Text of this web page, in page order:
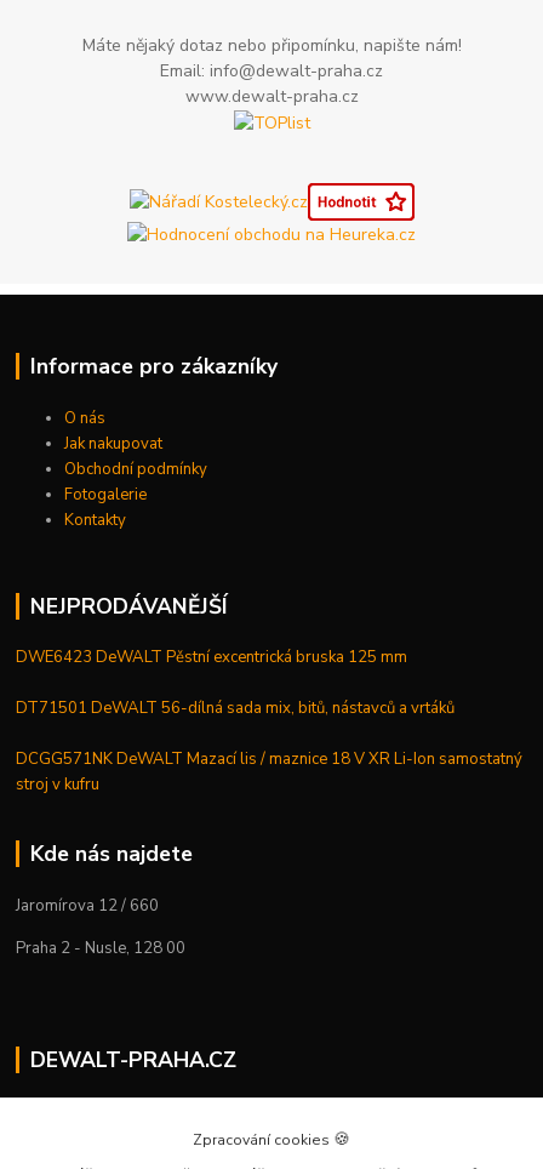
Máte nějaký dotaz nebo připomínku, napište nám!
Email: info@dewalt-praha.cz
www.dewalt-praha.cz
Informace pro zákazníky
O nás
Jak nakupovat
Obchodní podmínky
Fotogalerie
Kontakty
NEJPRODÁVANĚJŠÍ
DWE6423 DeWALT Pěstní excentrická bruska 125 mm
DT71501 DeWALT 56-dílná sada mix, bitů, nástavců a vrtáků
DCGG571NK DeWALT Mazací lis / maznice 18 V XR Li-Ion samostatný
stroj v kufru
Kde nás najdete
Jaromírova 12 / 660
Praha 2 - Nusle, 128 00
DEWALT-PRAHA.CZ
+420 224 936 535
Zpracování cookies 🍪